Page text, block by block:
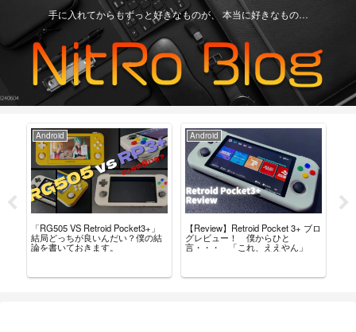
手に入れてからもずっと好きなものが、 本当に好きなもの…
Android
「RG505 VS Retroid Pocket3+」
結局どっちが良いんだい？僕の結
論を書いておきます。
Android
【Review】Retroid Pocket 3+ ブロ
グレビュー！ 僕からひと
言・・・ 「これ、ええやん」